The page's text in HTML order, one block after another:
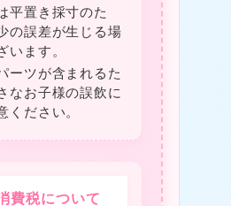
平置き採寸のた
の誤差が生じる場
います。
ーツが含まれるた
なお子様の誤飲に
ください。
税について